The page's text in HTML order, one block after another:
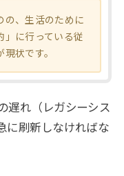
の、生活のために
」に行っている従
状です。
遅れ（レガシーシス
に刷新しなければな